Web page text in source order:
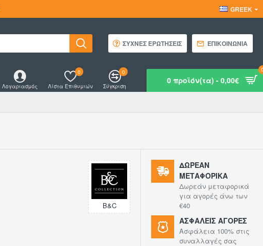
GREEK
ΣΥΧΝΈΣ ΕΡΩΤΉΣΕΙΣ ΕΠΙΚΟΙΝΩΝΊΑ
Λογαριασμός Λίστα Επιθυμιών
0
Σύγκριση
0
0 προϊόν(τα) - 0,00€
B&C
ΔΩΡΕΆΝ
ΜΕΤΑΦΟΡΙΚΆ
Δωρεάν μεταφορικά
για αγορές άνω των
€40
ΑΣΦΑΛΕΊΣ ΑΓΟΡΈΣ
Ασφάλεια 100% στις
συναλλαγές σας